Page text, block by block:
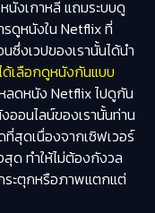
นังเกาหลี แถมระบบดู
ดูหนังใน Netflix ที่
งเวปของเรานั้นได้นำ
ด้เลือกดูหนังกันแบบ
ลดหนัง Netflix ไปดูกัน
อนไลน์ของเรานั้นท่าน
สุดเนื่องจากเซิฟเวอร์
ด ทำให้ไม่ต้องกังวล
ระตุกหรือภาพแตกแต่